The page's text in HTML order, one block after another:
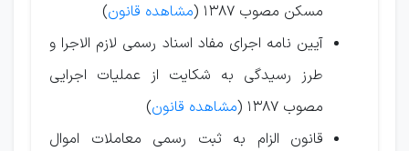
مسکن مصوب ۱3۸7 (
مشاهده قانون)
آیین نامه اجرای مفاد اسناد رسمی لازم الاجرا و
طرز رسیدگی به شکایت از عملیات اجرایی
مصوب ۱3۸7 (
مشاهده قانون)
قانون الزام به ثبت رسمی معاملات اموال